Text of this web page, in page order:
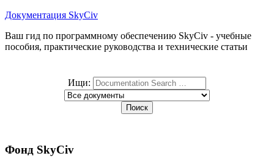
Документация SkyCiv
Ваш гид по программному обеспечению SkyCiv - учебные
пособия, практические руководства и технические статьи
Ищи:
Фонд SkyCiv